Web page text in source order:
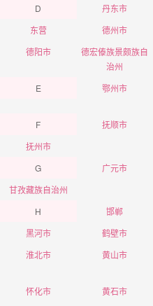
D
丹东市
东营
德州市
德阳市
德宏傣族景颇族自
治州
E
鄂州市
F 抚顺市
抚州市
G
广元市
甘孜藏族自治州
H
邯郸
黑河市
鹤壁市
淮北市
黄山市
怀化市
黄石市